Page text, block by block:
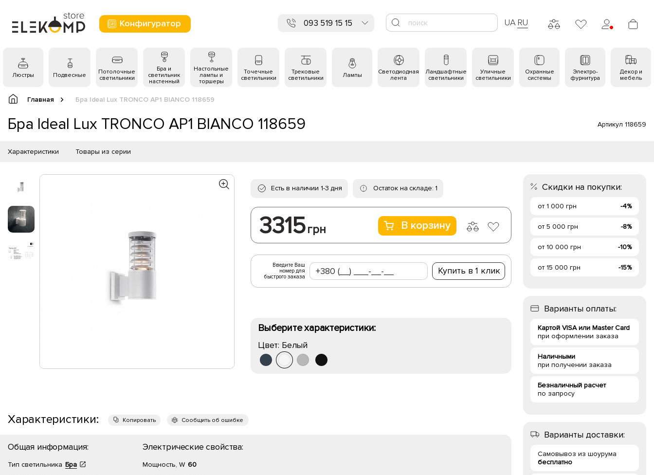
Конфигуратор 093 519 15 15 UA RU
Люстры Подвесные
Потолочные
светильники
Бра и
светильник
настенный
Настольные
лампы и
торшеры
Точечные
светильники
Трековые
светильники
Лампы
Светодиодная
лента
Ландшафтные
светильники
Уличные
светильники
Охранные
системы
Электро-
фурнитура
Декор и
мебель
Главная Бра Ideal Lux TRONCO AP1 BIANCO 118659
Бра Ideal Lux TRONCO AP1 BIANCO 118659 Артикул 118659
Характеристики Товары из серии
Есть в наличии 1-3 дня Остаток на складе: 1
3315 грн В корзину
Введите Ваш
номер для
быстрого заказа
Купить в 1 клик
Выберите характеристики:
Цвет: Белый
Характеристики: Копировать Сообщить об ошибке
Общая информация:
Тип светильника Бра
Электрические свойства:
Мощность, W 60
Скидки на покупки:
от 1 000 грн -4%
от 5 000 грн -8%
от 10 000 грн -10%
от 15 000 грн -15%
Варианты оплаты:
Картой VISA или Master Card
при оформлении заказа
Наличными
при получении заказа
Безналичный расчет
по запросу
Варианты доставки:
Самовывоз из шоурума
бесплатно